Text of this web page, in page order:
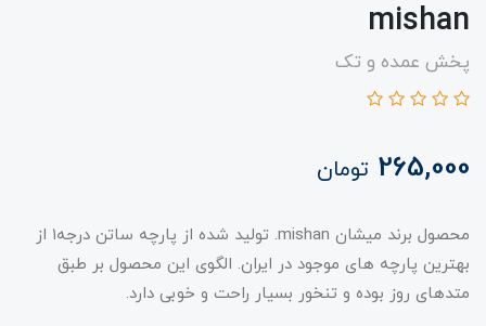
mishan
پخش عمده و تک
265,000 تومان
محصول برند میشان mishan. تولید شده از پارچه ساتن درجه۱ از
بهترین پارچه های موجود در ایران. الگوی این محصول بر طبق
متدهای روز بوده و تنخور بسیار راحت و خوبی دارد.